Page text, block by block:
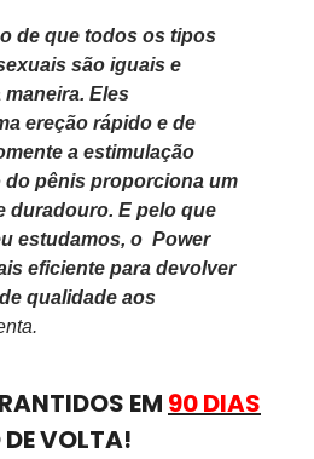
de que todos os tipos
são iguais e
Eles
ereção rápido e de
a estimulação
do pênis proporciona um
duradouro. E pelo que
estudamos, o Power
eficiente para devolver
qualidade aos
EM 90 DIAS
DE VOLTA!